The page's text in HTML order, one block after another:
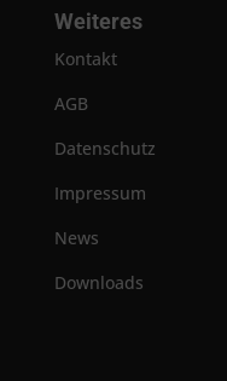
Weiteres
Kontakt
AGB
Datenschutz
Impressum
News
Downloads